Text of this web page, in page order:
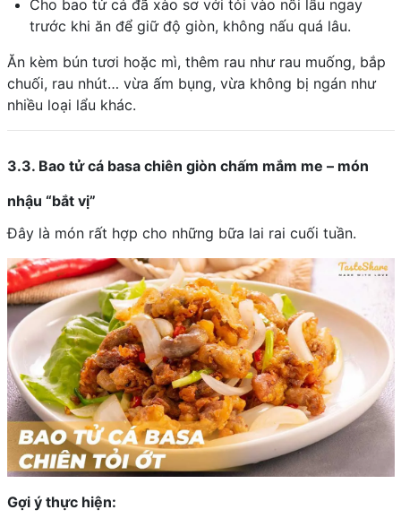
Cho bao tử cá đã xào sơ với tỏi vào nồi lẩu ngay
trước khi ăn để giữ độ giòn, không nấu quá lâu.
Ăn kèm bún tươi hoặc mì, thêm rau như rau muống, bắp
chuối, rau nhút… vừa ấm bụng, vừa không bị ngán như
nhiều loại lẩu khác.
3.3. Bao tử cá basa chiên giòn chấm mắm me – món
nhậu “bắt vị”
Đây là món rất hợp cho những bữa lai rai cuối tuần.
Gợi ý thực hiện: